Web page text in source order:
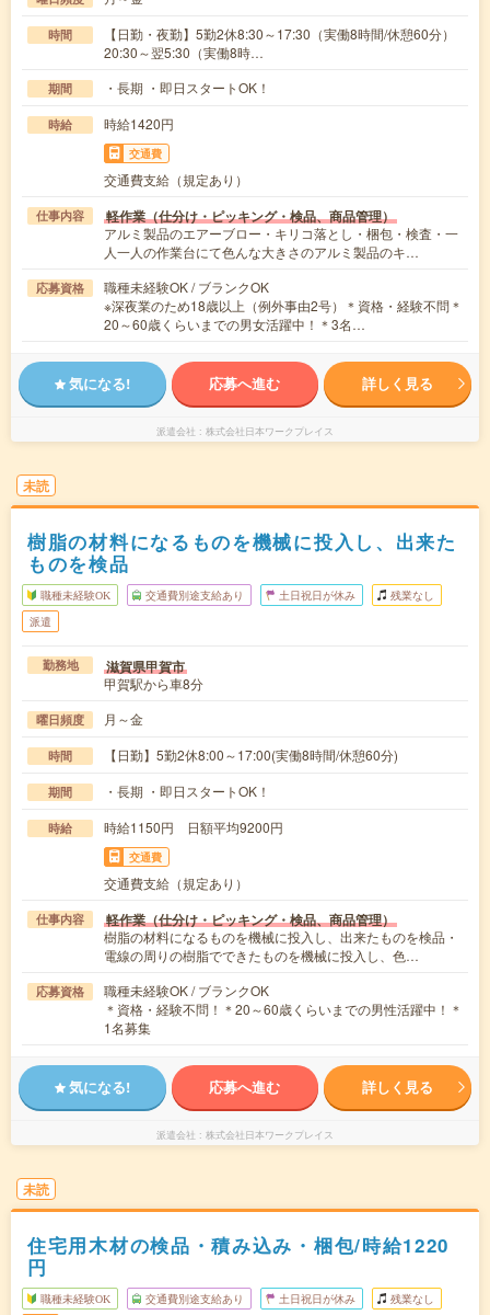
時間
【日勤・夜勤】5勤2休8:30～17:30（実働8時間/休憩60分）
20:30～翌5:30（実働8時…
期間 ・長期 ・即日スタートOK！
時給 時給1420円
交通費
交通費支給（規定あり）
仕事内容 軽作業（仕分け・ピッキング・検品、商品管理）
アルミ製品のエアーブロー・キリコ落とし・梱包・検査・一
人一人の作業台にて色んな大きさのアルミ製品のキ…
応募資格
職種未経験OK / ブランクOK
※深夜業のため18歳以上（例外事由2号）＊資格・経験不問＊
20～60歳くらいまでの男女活躍中！＊3名…
気になる! 応募へ進む 詳しく見る
派遣会社 株式会社日本ワークプレイス
未読
樹脂の材料になるものを機械に投入し、出来た
ものを検品
職種未経験OK 交通費別途支給あり 土日祝日が休み 残業なし
派遣
勤務地 滋賀県甲賀市
甲賀駅から車8分
曜日頻度 月～金
時間 【日勤】5勤2休8:00～17:00(実働8時間/休憩60分)
期間 ・長期 ・即日スタートOK！
時給 時給1150円 日額平均9200円
交通費
交通費支給（規定あり）
仕事内容 軽作業（仕分け・ピッキング・検品、商品管理）
樹脂の材料になるものを機械に投入し、出来たものを検品・
電線の周りの樹脂でできたものを機械に投入し、色…
応募資格
職種未経験OK / ブランクOK
＊資格・経験不問！＊20～60歳くらいまでの男性活躍中！＊
1名募集
気になる! 応募へ進む 詳しく見る
派遣会社 株式会社日本ワークプレイス
未読
住宅用木材の検品・積み込み・梱包/時給1220
円
職種未経験OK 交通費別途支給あり 土日祝日が休み 残業なし